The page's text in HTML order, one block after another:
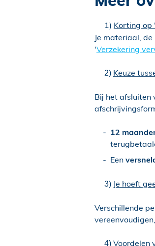
1) Korting op
Je materiaal,
'Verzekering
2) Keuze
Bij het afsluiten
12
Een
3) Je hoeft
Verschillende
4) Voordelen